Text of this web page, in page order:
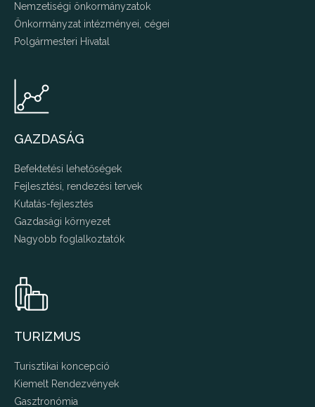
Nemzetiségi önkormányzatok
Önkormányzat intézményei, cégei
Polgármesteri Hivatal
GAZDASÁG
Befektetési lehetőségek
Fejlesztési, rendezési tervek
Kutatás-fejlesztés
Gazdasági környezet
Nagyobb foglalkoztatók
TURIZMUS
Turisztikai koncepció
Kiemelt Rendezvények
Gasztronómia